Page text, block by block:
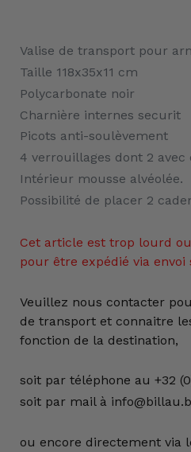
d'un
produit
votre
panier
Valise de transport pour
Taille 118x35x11 cm
Polycarbonate noir
Charnière internes securit
Picots anti-soulèvement
4 verrouillages dont 2 avec
Intérieur mousse alvéolée.
Possibilité de placer 2
Cet article est trop lourd
pour être expédié via envoi
Veuillez nous contacter
de transport et connaitre
fonction de la destination,
soit par téléphone au +32
soit par mail à
ou encore directement via